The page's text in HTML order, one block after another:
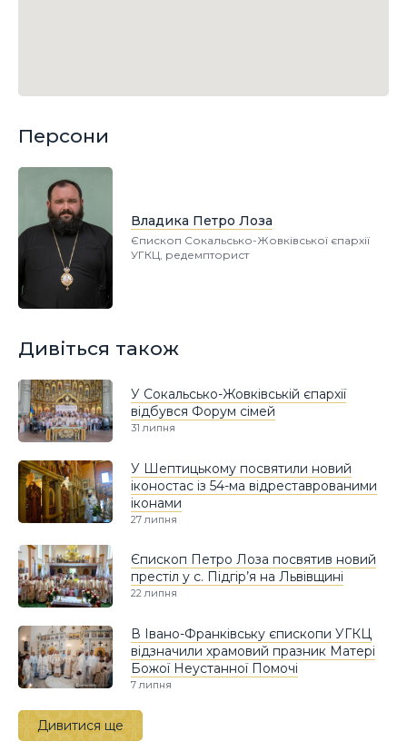
Персони
Владика Петро Лоза
Єпископ Сокальсько-Жовківської єпархії
УГКЦ, редемпторист
Дивіться також
У Сокальсько-Жовківській єпархії
відбувся Форум сімей
31 липня
У Шептицькому посвятили новий
іконостас із 54-ма відреставрованими
іконами
27 липня
Єпископ Петро Лоза посвятив новий
престіл у с. Підгір’я на Львівщині
22 липня
В Івано-Франківську єпископи УГКЦ
відзначили храмовий празник Матері
Божої Неустанної Помочі
7 липня
Дивитися ще